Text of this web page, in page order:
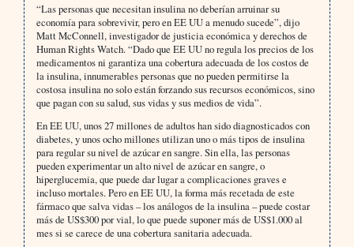
“Las personas que necesitan insulina no deberían arruinar su
economía para sobrevivir, pero en EE UU a menudo sucede”, dijo
Matt McConnell, investigador de justicia económica y derechos de
Human Rights Watch. “Dado que EE UU no regula los precios de los
medicamentos ni garantiza una cobertura adecuada de los costos de
la insulina, innumerables personas que no pueden permitirse la
costosa insulina no solo están forzando sus recursos económicos, sino
que pagan con su salud, sus vidas y sus medios de vida”.
En EE UU, unos 27 millones de adultos han sido diagnosticados con
diabetes, y unos ocho millones utilizan uno o más tipos de insulina
para regular su nivel de azúcar en sangre. Sin ella, las personas
pueden experimentar un alto nivel de azúcar en sangre, o
hiperglucemia, que puede dar lugar a complicaciones graves e
incluso mortales. Pero en EE UU, la forma más recetada de este
fármaco que salva vidas – los análogos de la insulina – puede costar
más de US$300 por vial, lo que puede suponer más de US$1.000 al
mes si se carece de una cobertura sanitaria adecuada.